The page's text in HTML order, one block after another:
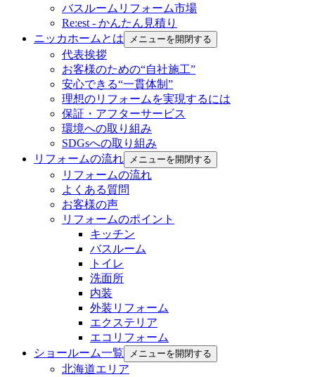
バスルームリフォーム市場
Re:est - かんたん見積り
ニッカホームとは
メニューを開閉する
代表挨拶
お客様のための“自社施工”
安心できる“一貫体制”
理想のリフォームを実現するには
保証・アフターサービス
環境への取り組み
SDGsへの取り組み
リフォームの流れ
メニューを開閉する
リフォームの流れ
よくある質問
お客様の声
リフォームのポイント
キッチン
バスルーム
トイレ
洗面所
内装
外装リフォーム
エクステリア
エコリフォーム
ショールーム一覧
メニューを開閉する
北海道エリア